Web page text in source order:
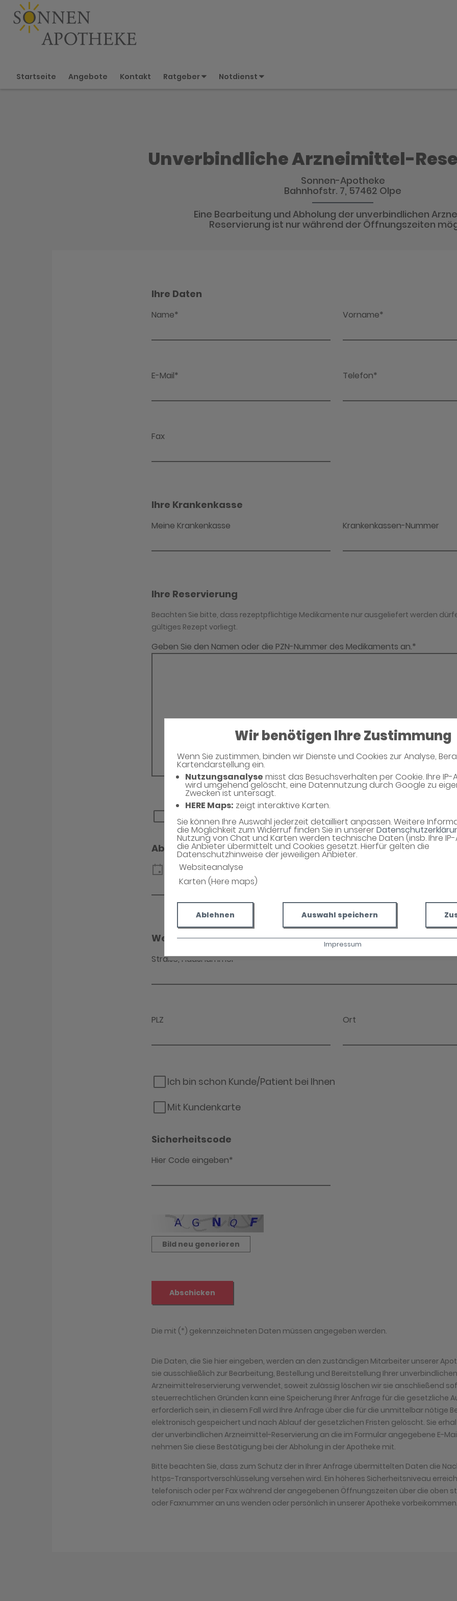
Wir benötigen Ihre Zustimmung
Wenn Sie zustimmen, binden wir Dienste und Cookies zur Analyse,
Kartendarstellung ein.
Nutzungsanalyse misst das Besuchsverhalten per Cookie. Ihre IP-
wird umgehend gelöscht, eine Datennutzung durch Google zu
Zwecken ist untersagt.
HERE Maps: zeigt interaktive Karten.
Sie können Ihre Auswahl jederzeit detailliert anpassen. Weitere
die Möglichkeit zum Widerruf finden Sie in unserer
Nutzung von Chat und Karten werden technische Daten (insb. Ihre
die Anbieter übermittelt und Cookies gesetzt. Hierfür gelten die
Datenschutzhinweise der jeweiligen Anbieter.
Websiteanalyse
Karten (Here maps)
Ablehnen Auswahl speichern
Impressum
Startseite Angebote Kontakt Ratgeber Notdienst
Unverbindliche Arzneimittel-
Sonnen-Apotheke
Bahnhofstr. 7, 57462 Olpe
Eine Bearbeitung und Abholung der unverbindlichen
Reservierung ist nur während der Öffnungszeiten
Die Daten, die Sie hier eingeben, werden an den zuständigen Mitarbeiter unserer
sie ausschließlich zur Bearbeitung, Bestellung und Bereitstellung Ihrer unverbindlichen
Arzneimittelreservierung verwendet, soweit zulässig löschen wir sie anschließend
steuerrechtlichen Gründen kann eine Speicherung Ihrer Anfrage für die gesetzliche
erforderlich sein, in diesem Fall wird Ihre Anfrage über die für die unmittelbar nötige
elektronisch gespeichert und nach Ablauf der gesetzlichen Fristen gelöscht. Sie
der unverbindlichen Arzneimittel-Reservierung an die im Formular angegebene E-
nehmen Sie diese Bestätigung bei der Abholung in der Apotheke mit.
Bitte beachten Sie, dass zum Schutz der in Ihrer Anfrage übermittelten Daten die
https-Transportverschlüsselung versehen wird. Ein höheres Sicherheitsniveau
telefonisch oder per Fax während der angegebenen Öffnungszeiten über die oben
oder Faxnummer an uns wenden oder persönlich in unserer Apotheke vorbeikommen.